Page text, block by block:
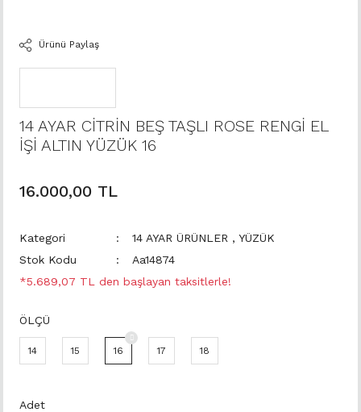
Ürünü Paylaş
14 AYAR CİTRİN BEŞ TAŞLI ROSE RENGİ EL
İŞİ ALTIN YÜZÜK 16
16.000,00 TL
Kategori 14 AYAR ÜRÜNLER , YÜZÜK
Stok Kodu
Aa14874
*5.689,07 TL den başlayan taksitlerle!
ÖLÇÜ
14 15 16 17 18
Adet